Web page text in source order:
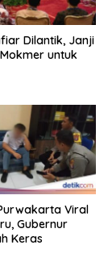
Dilantik, Janji
untuk
Viral
Gubernur
Keras